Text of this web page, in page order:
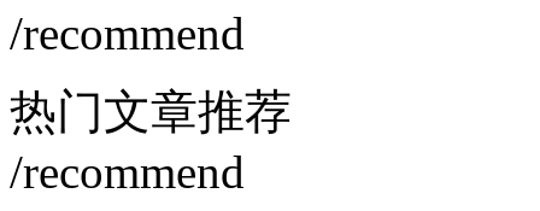
/recommend
热门文章推荐
/recommend